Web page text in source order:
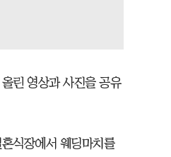
린 영상과 사진을 공유
식장에서 웨딩마치를